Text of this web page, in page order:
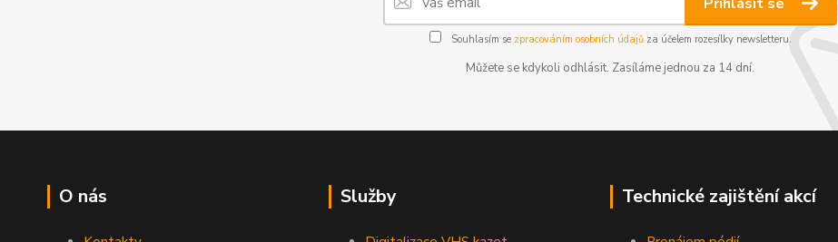
Souhlasím se zpracováním osobních údajůza účelem rozesílky newsletteru.
Můžete se kdykoli odhlásit. Zasíláme jednou za 14 dní.
O nás Služby Technické zajištění akcí